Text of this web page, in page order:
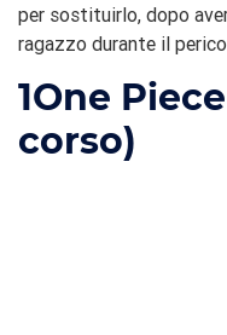
per sostituirlo, dopo
ragazzo durante il
1One
corso)